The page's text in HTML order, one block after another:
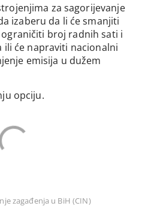
za sagorijevanje
izaberu da li će smanjiti
broj radnih sati i
će napraviti nacionalni
emisija u dužem
opciju.
zagađenja u BiH (CIN)